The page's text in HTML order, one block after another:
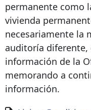
permanente como
vivienda
necesariamente la
auditoría diferente,
información de la
memorando a
información.